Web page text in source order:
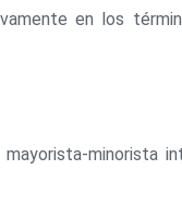
en los
minorista